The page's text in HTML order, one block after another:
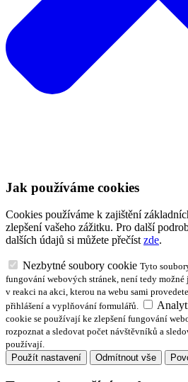
Jak používáme cookies
Cookies používáme k zajištění
zlepšení vašeho zážitku. Pro další
dalších údajů si můžete přečístzde.
Nezbytné soubory cookie Tyto
fungování webových stránek, není tedy
v reakci na akci, kterou na webu sami
přihlášení a vyplňování formulářů.
cookie se používají ke zlepšení fungování
rozpoznat a sledovat počet návštěvníků a
používají.
Použít nastavení
Odmítnout vše